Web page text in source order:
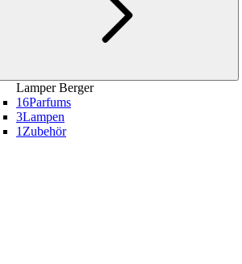
Lamper Berger
16Parfums
3Lampen
1 Zubehör